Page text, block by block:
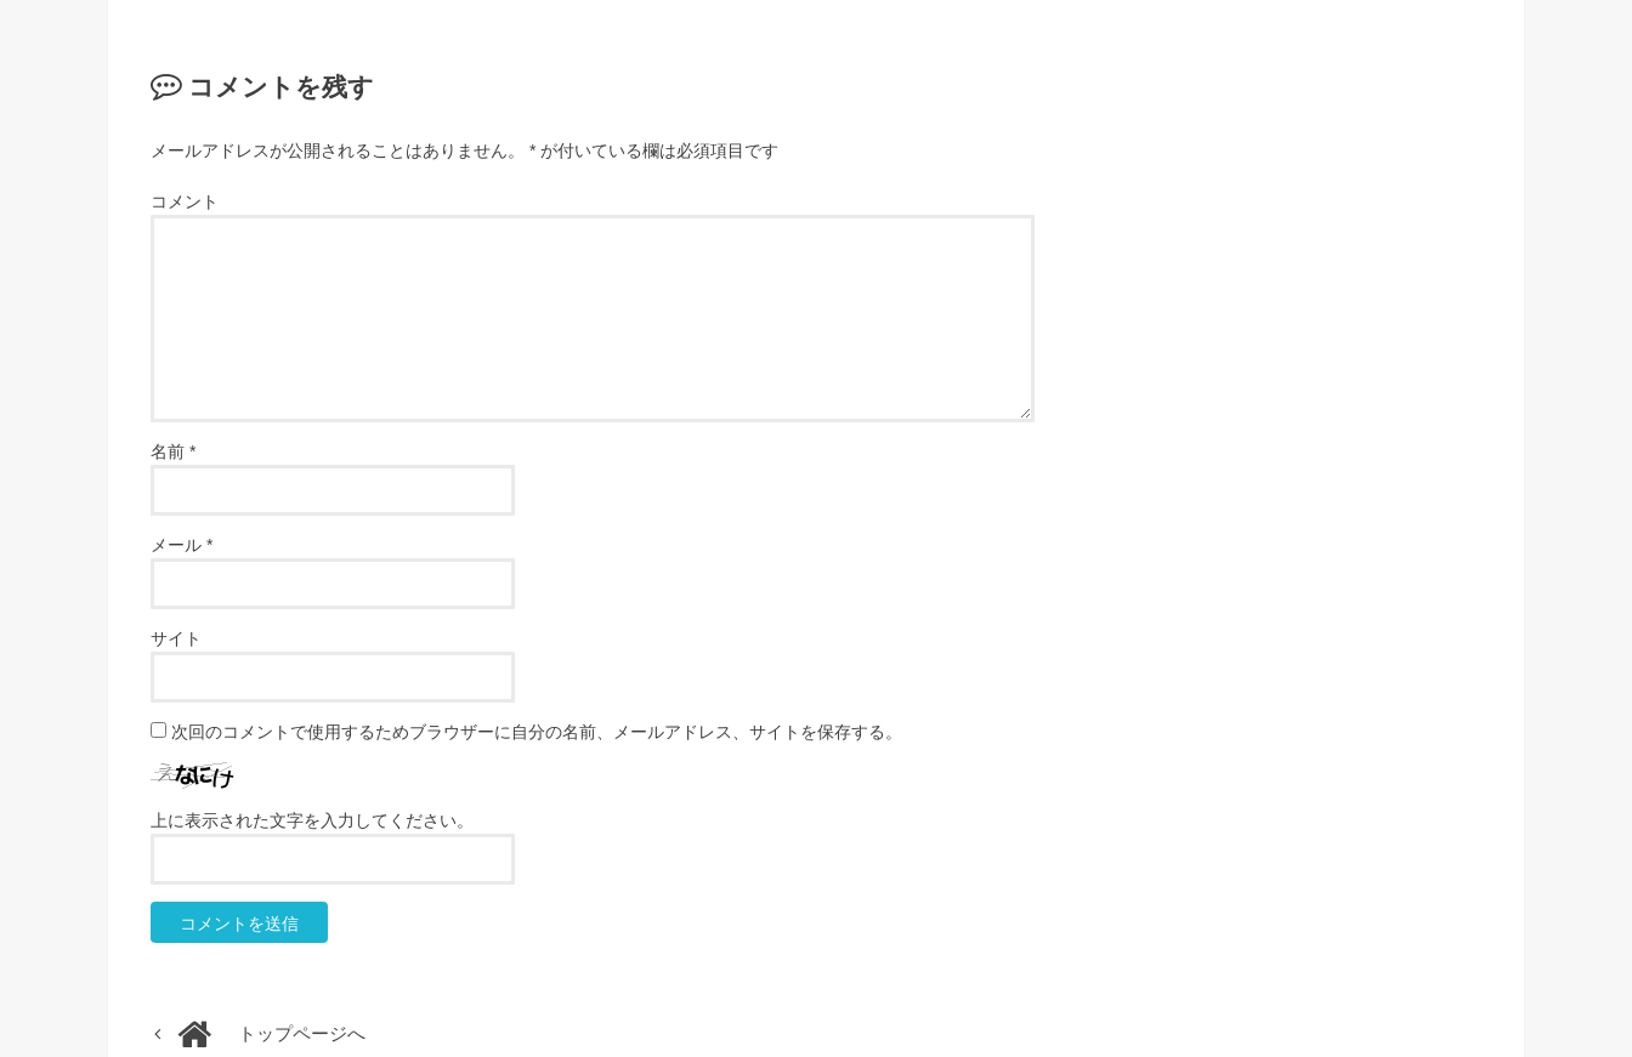
コメントを残す
メールアドレスが公開されることはありません。 * が付いている欄は必須項目です
コメント
名前 *
メール *
サイト
次回のコメントで使用するためブラウザーに自分の名前、メールアドレス、サイトを保存する。
上に表示された文字を入力してください。
トップページへ